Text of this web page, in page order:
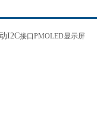
I2C接口PMOLED显示屏